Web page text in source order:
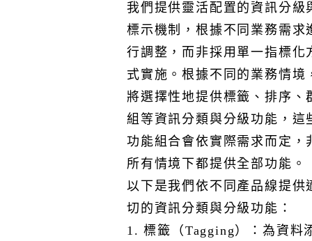
II. 為確保雲端服務的穩定性與安全性，我們採用安全的開
發程序與實作，包括程式碼審查、弱點檢測及漏洞修補管
理等措施。根據服務需求與揭露政策，我們將有限制的提
供相關資訊，若您需進一步了解我們的管控流程與檢測記
錄，以進行服務驗證與安全性評估，相關紀錄請透過「本
網站」的線上客服功能接洽客服人員或留言，並提出申請
及相關佐證資料後，由本公司進行後續作業。
I. 啟用雲平台供應商提供的防火牆存取控制、資料庫存取
控制，以及網路安全控管保護等措施。
I. 本公司提供的雲端服務採用標準化的備份機制，將您的
料的可用性。我們承諾保留備份資料30天，並依原廠提供
我們提供靈活配置的資訊分級
標示機制，根據不同業務需求
行調整，而非採用單一指標化
式實施。根據不同的業務情境
將選擇性地提供標籤、排序、
組等資訊分類與分級功能，這
功能組合會依實際需求而定，
所有情境下都提供全部功能。
以下是我們依不同產品線提供
切的資訊分類與分級功能：
1. 標籤（Tagging）：為資料